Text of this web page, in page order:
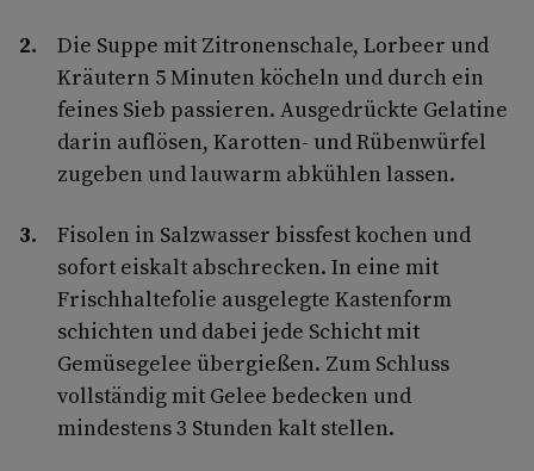
Die Suppe mit Zitronenschale, Lorbeer und
Kräutern 5 Minuten köcheln und durch ein
feines Sieb passieren. Ausgedrückte Gelatine
darin auflösen, Karotten- und Rübenwürfel
zugeben und lauwarm abkühlen lassen.
Fisolen in Salzwasser bissfest kochen und
sofort eiskalt abschrecken. In eine mit
Frischhaltefolie ausgelegte Kastenform
schichten und dabei jede Schicht mit
Gemüsegelee übergießen. Zum Schluss
vollständig mit Gelee bedecken und
mindestens 3 Stunden kalt stellen.